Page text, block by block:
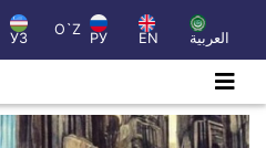
УЗ
O`Z
РУ EN العربية